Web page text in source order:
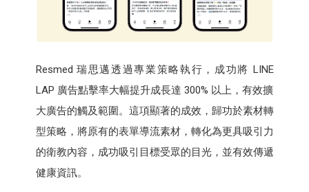
Resmed 瑞思邁透過專業策略執行，成功將 LINE
LAP 廣告點擊率大幅提升成長達 300% 以上，有效擴
大廣告的觸及範圍。這項顯著的成效，歸功於素材轉
型策略，將原有的表單導流素材，轉化為更具吸引力
的衛教內容，成功吸引目標受眾的目光，並有效傳遞
健康資訊。